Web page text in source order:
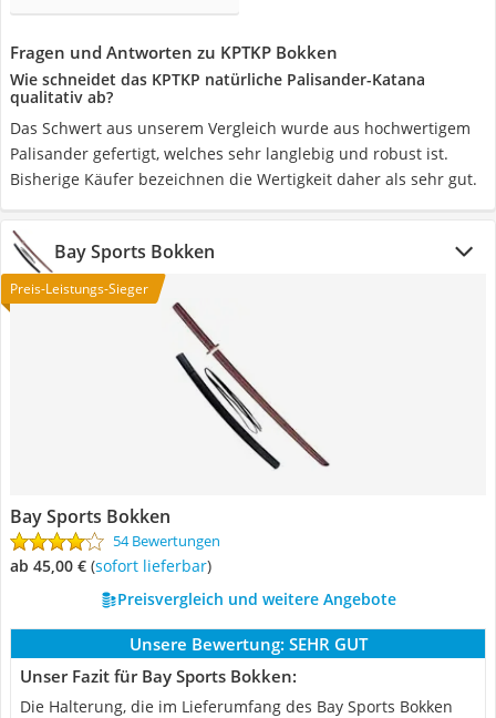
Fragen und Antworten zu KPTKP Bokken
Wie schneidet das KPTKP natürliche Palisander-Katana
qualitativ ab?
Das Schwert aus unserem Vergleich wurde aus hochwertigem
Palisander gefertigt, welches sehr langlebig und robust ist.
Bisherige Käufer bezeichnen die Wertigkeit daher als sehr gut.
Bay Sports Bokken
Preis-Leistungs-Sieger
Bay Sports Bokken
54 Bewertungen
ab 45,00 € ( Sofort lieferbar)
Preisvergleich und weitere Angebote
Unsere Bewertung: SEHR GUT
Unser Fazit für Bay Sports Bokken:
Die Halterung, die im Lieferumfang des Bay Sports Bokken